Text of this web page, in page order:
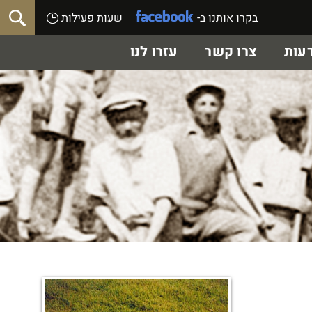
בקרו אותנו ב- שעות פעילות
צרו קשר עזרו לנו